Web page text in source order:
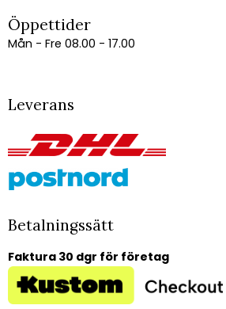
Öppettider
Mån - Fre 08.00 - 17.00
Leverans
Betalningssätt
Faktura 30 dgr för företag